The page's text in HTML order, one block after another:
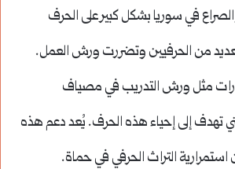
الصراع في سوريا بشكل كبير على الحرف
من الحرفيين وتضررت ورش العمل.
مثل ورش التدريب في مصياف
تهدف إلى إحياء هذه الحرف. يُعد دعم هذه
التراث الحرفي في حماة.